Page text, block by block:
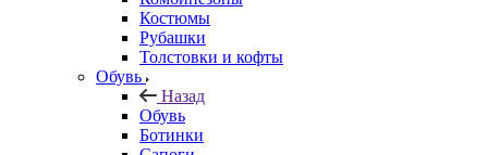
Костюмы
Рубашки
Толстовки и кофты
Обувь
Назад
Обувь
Ботинки